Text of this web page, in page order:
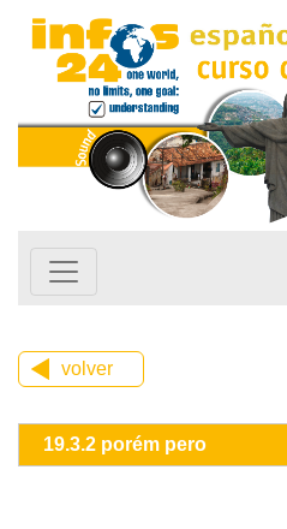
volver
19.3.2 porém pero